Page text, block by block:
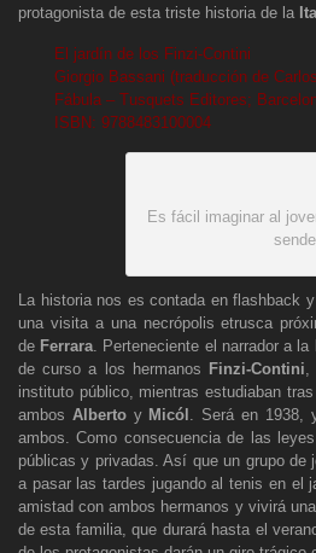
protagonista de esta triste historia de la
El jardín de los Finzi-Contini
Giorgio Bassani (traducción de
Fábula – Tusquets Editores;
ISBN: 9788483100004
Es fácil imaginar al
La historia nos es contada en flashback
una visita a una necrópolis etrusca
de Ferrara . Perteneciente el narrador a
de curso a los hermanos Finzi-Contini
instituto público, mientras estudiaban
ambos Albertoy Micól . Será en
ambos. Como consecuencia de las
públicas y privadas. Así que un grupo de
a pasar las tardes jugando al tenis en el
amistad con ambos hermanos y vivirá
de esta familia, que durará hasta el